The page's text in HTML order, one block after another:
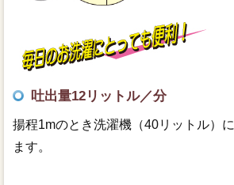
吐出量12リットル／分
揚程1mのとき洗濯機（40リットル）に
ます。